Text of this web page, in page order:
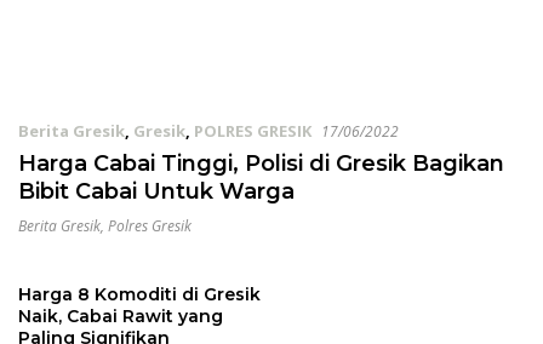
Berita Gresik, Gresik, POLRES GRESIK 17/06/2022
Harga Cabai Tinggi, Polisi di Gresik Bagikan
Bibit Cabai Untuk Warga
Berita Gresik, Polres Gresik
Harga 8 Komoditi di Gresik
Naik, Cabai Rawit yang
Paling Signifikan